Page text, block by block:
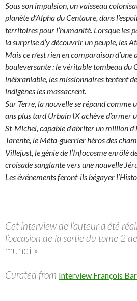
Sous son impulsion, un vaisseau
planète d’Alpha du Centaure, dans
territoires pour l’humanité. Lorsque les
la surprise d’y découvrir un peuple, les
Mais ce n’est rien en comparaison
bouleversante : le véritable tombeau du
inébranlable, les missionnaires tentent
indigènes les massacrent.
Sur Terre, la nouvelle se répand comme
ans plus tard Urbain IX achève d’armer
St-Michel, capable d’abriter un million
Tarente, le Méta-guerrier héros des
Villejust, le génie de l’Infocosme enrôlé
croisade sanglante vers une nouvelle
Les événements feront-ils bégayer
Cet interview de l’auteur a été
l’occasion de la sortie du tome 2
mundi »
Curated from Interview François